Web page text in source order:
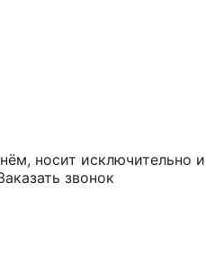
носит
звонок